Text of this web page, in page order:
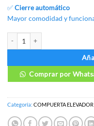
✅Cierre automático
Mayor comodidad y
Comprar por
Categoría: COMPUERTA